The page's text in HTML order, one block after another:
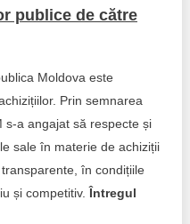
IDIS
publice de către
Moldova este
Prin semnarea
s-a angajat să respecte și
sale în materie de achiziții
în condițiile
și competitiv. Întregul